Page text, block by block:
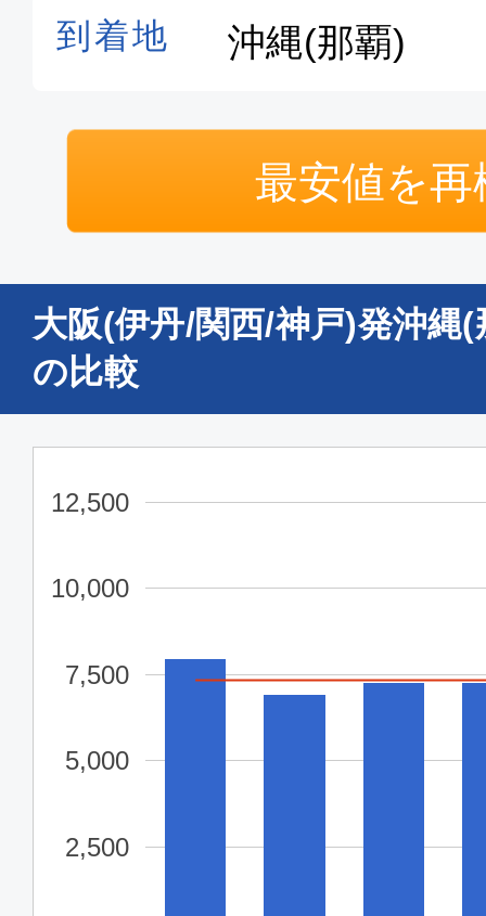
大阪(神戸)
17:30
普通席
大阪(関西)
沖縄(
MM211 07:55
大阪(関西)
沖縄(
大阪(関西)
沖縄(
最安値を再
大阪(伊丹/関西/神戸)発沖縄
の比較
2,500
5,000
7,500
10,000
12,500